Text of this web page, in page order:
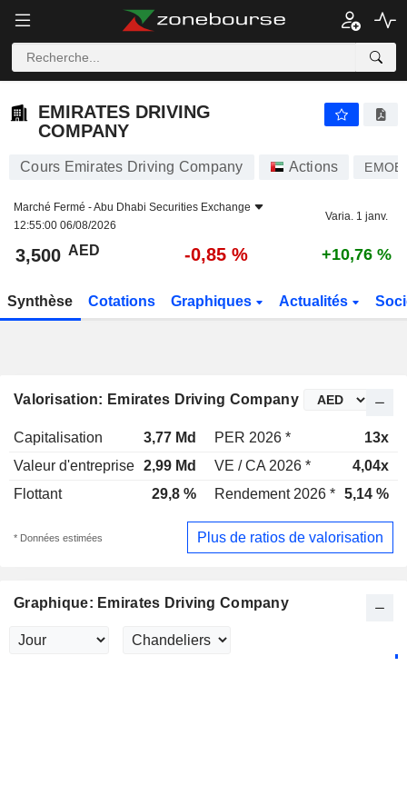
EMIRATES DRIVING
COMPANY
Cours Emirates Driving Company Actions
Marché Fermé -Abu Dhabi Securities Exchange
12:55:00 06/08/2026
Varia. 1 janv.
3,500 AED -0,85 % +10,76 %
Synthèse Cotations Graphiques Actualités
Valorisation: Emirates Driving Company
Capitalisation 3,77 Md PER 2026 *
13x
Valeur d'entreprise 2,99 Md VE / CA 2026 *
4,04x
Flottant
29,8 % Rendement 2026 * 5,14 %
* Données estimées Plus de ratios de valorisation
Graphique: Emirates Driving Company